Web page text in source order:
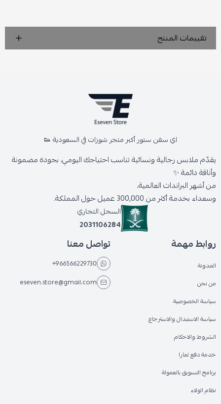
تقييمات المنتج
اي سفن ستور أكبر متجر شوزات في السعودية 👟
يقدّم ملابس رجالية ونسائية تناسب احتياجك اليومي، بجودة مضمونة
وأناقة دائمة ✨
من أشهر البراندات العالمية،
وسعداء بخدمة أكثر من 300,000 عميل حول المملكة.
السجل التجاري
2031106284
روابط مهمة
المدونة
من نحن
سياسة الخصوصية
سياسة الاستبدال والاسترجاع
الشروط والاحكام
خدمة دفع تمارا
برنامج التسويق بالعمولة
نظام الولاء
تواصل معنا
+966566229730
eseven.store@gmail.com